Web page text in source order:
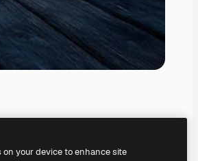
your device to enhance site